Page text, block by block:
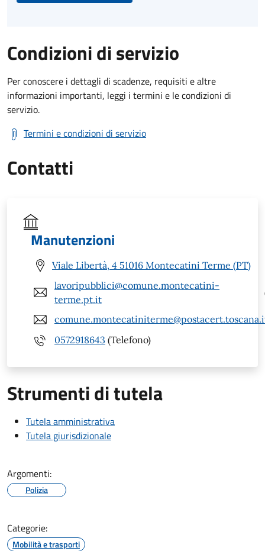
Condizioni di servizio
Per conoscere i dettagli di scadenze, requisiti e altre
informazioni importanti, leggi i termini e le condizioni di
servizio.
Termini e condizioni di servizio
Contatti
Manutenzioni
Viale Libertà, 4 51016 Montecatini Terme (PT)
lavoripubblici@comune.montecatini-
terme.pt.it
0572918643 (Telefono)
Strumenti di tutela
Tutela amministrativa
Tutela giurisdizionale
Argomenti:
Polizia
Categorie:
Mobilità e trasporti